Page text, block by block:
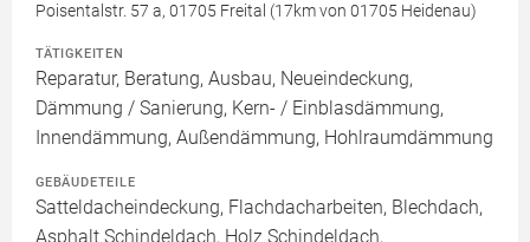
Poisentalstr. 57 a, 01705 Freital (17km von 01705 Heidenau)
TÄTIGKEITEN
Reparatur, Beratung, Ausbau, Neueindeckung,
Dämmung / Sanierung, Kern- / Einblasdämmung,
Innendämmung, Außendämmung, Hohlraumdämmung
GEBÄUDETEILE
Satteldacheindeckung, Flachdacharbeiten, Blechdach,
Asphalt Schindeldach, Holz Schindeldach,